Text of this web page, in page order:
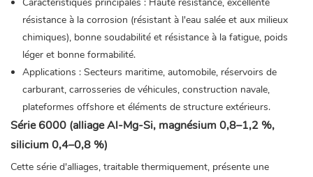
Caractéristiques principales : Haute résistance, excellente
résistance à la corrosion (résistant à l'eau salée et aux milieux
chimiques), bonne soudabilité et résistance à la fatigue, poids
léger et bonne formabilité.
Applications : Secteurs maritime, automobile, réservoirs de
carburant, carrosseries de véhicules, construction navale,
plateformes offshore et éléments de structure extérieurs.
Série 6000 (alliage Al-Mg-Si, magnésium 0,8–1,2 %,
silicium 0,4–0,8 %)
Cette série d'alliages, traitable thermiquement, présente une